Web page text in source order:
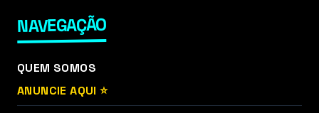
NAVEGAÇÃO
QUEM SOMOS
ANUNCIE AQUI ⭐